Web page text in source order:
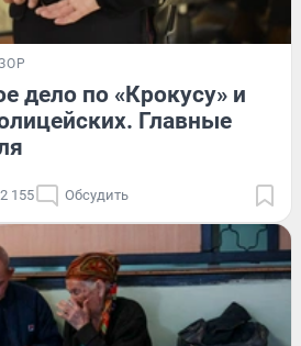
дело по «Крокусу» и
Главные
2 155 Обсудить